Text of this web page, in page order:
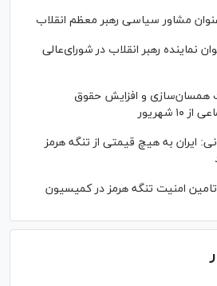
مشاور سیاسی رهبر معظم انقلاب
نماینده رهبر انقلاب در شورای‌عالی
همسان‌سازی و افزایش حقوق
شهریور
ایران به هیچ قیمتی از تنگه هرمز
امنیت تنگه هرمز در کمیسیون